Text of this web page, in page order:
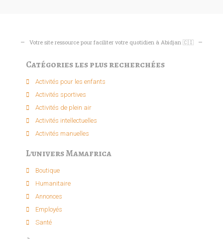
Votre site ressource pour faciliter votre quotidien à Abidjan 🇨🇮
Catégories les plus recherchées
Activités pour les enfants​
Activités sportives​
Activités de plein air​
Activités intellectuelle​s
Activités manuelles​
L'univers Mamafrica
Boutique
Humanitaire
Annonces
Employés
Santé